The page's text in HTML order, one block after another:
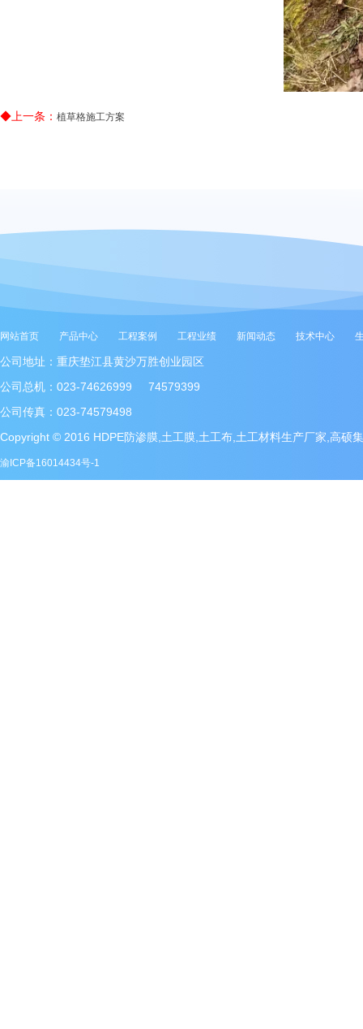
◆上一条： 植草格施工方案
网站首页 产品中心 工程案例 工程业绩 新闻动态 技术中心
公司地址：重庆垫江县黄沙万胜创业园区
公司总机：023-74626999 74579399
公司传真：023-74579498
Copyright © 2016 HDPE防渗膜,土工膜,土工布,土工材料生产厂家,高硕
渝ICP备16014434号-1